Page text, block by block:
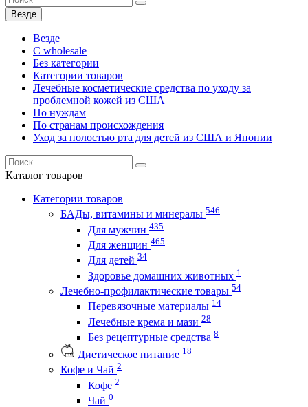
Везде
Везде
C wholesale
Без категории
Категории товаров
Лечебные косметические средства по уходу за
проблемной кожей из США
По нуждам
По странам происхождения
Уход за полостью рта для детей из США и Японии
Каталог товаров
Категории товаров
БАДы, витамины и минералы 546
Для мужчин 435
Для женщин 465
Для детей 34
Здоровье домашних животных 1
Лечебно-профилактические товары 54
Перевязочные материалы 14
Лечебные крема и мази 28
Без рецептурные средства 8
Диетическое питание 18
Кофе и Чай 2
Кофе 2
Чай 0